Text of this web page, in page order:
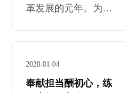
革发展的元年。为实
中华传统，促进职工
之间的互动与融合，
2020-01-04
奉献担当酬初心，练